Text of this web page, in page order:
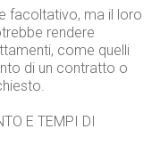
facoltativo, ma il loro
rendere
come quelli
di un contratto o
E TEMPI DI